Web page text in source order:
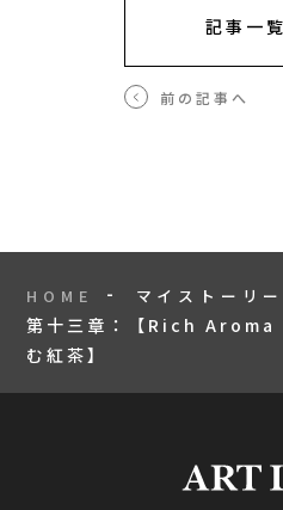
記事一
前の記事へ
HOME マイストーリー
第十三章：【Rich
む紅茶】